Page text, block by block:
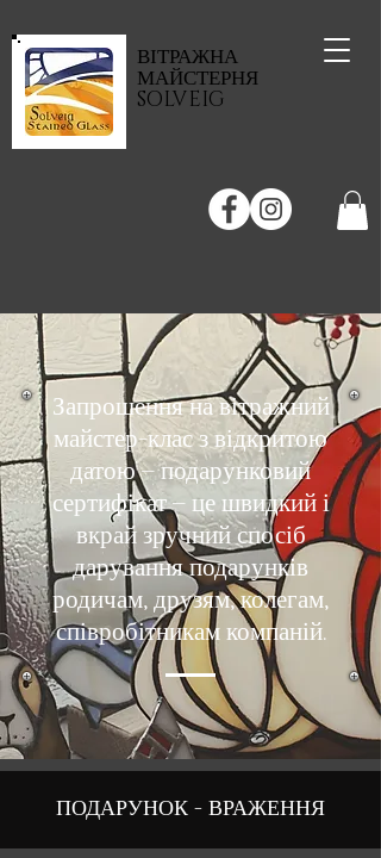
ВІТРАЖНА
МАЙСТЕРНЯ
SOLVEIG
Запрошення на вітражний
майстер-клас з відкритою
датою – подарунковий
сертифікат – це швидкий і
вкрай зручний спосіб
дарування подарунків
родичам, друзям, колегам,
співробітникам компаній.
ПОДАРУНОК - ВРАЖЕННЯ